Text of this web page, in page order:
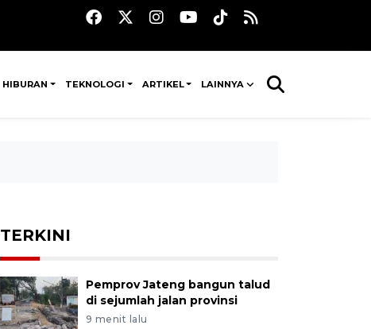
HIBURAN TEKNOLOGI ARTIKEL LAINNYA
TERKINI
Pemprov Jateng bangun talud
di sejumlah jalan provinsi
9 menit lalu